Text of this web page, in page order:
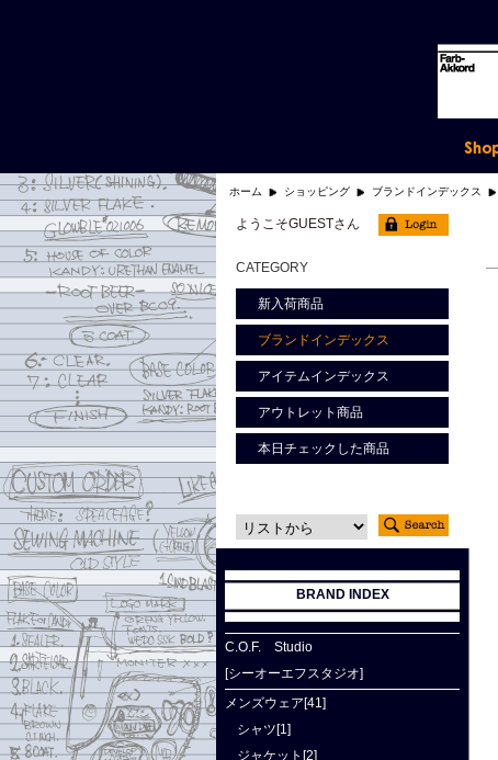
ホーム ショッピング ブランドインデックス
ようこそGUESTさん
CATEGORY
新入荷商品
ブランドインデックス
アイテムインデックス
アウトレット商品
本日チェックした商品
BRAND INDEX
C.O.F. Studio
[シーオーエフスタジオ]
メンズウェア[41]
シャツ[1]
ジャケット[2]